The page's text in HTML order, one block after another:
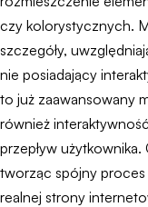
czy kolorystycznych.
szczegóły,
nie posiadający
to już zaawansowany
również
przepływ
tworząc spójny
realnej strony